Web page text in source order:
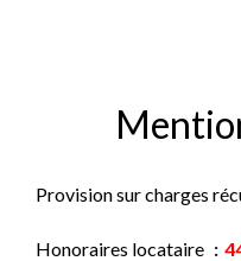
Provision sur charges
Honoraires locataire